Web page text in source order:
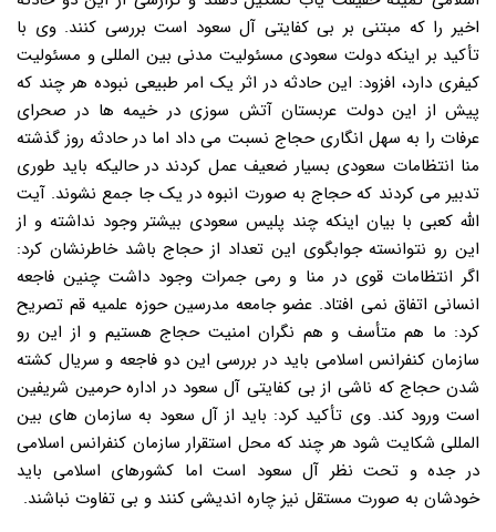
اخیر را که مبتنی بر بی کفایتی آل سعود است بررسی کنند. وی با
تأکید بر اینکه دولت سعودی مسئولیت مدنی بین المللی و مسئولیت
کیفری دارد، افزود: این حادثه در اثر یک امر طبیعی نبوده هر چند که
پیش از این دولت عربستان آتش سوزی در خیمه ها در صحرای
عرفات را به سهل انگاری حجاج نسبت می داد اما در حادثه روز گذشته
منا انتظامات سعودی بسیار ضعیف عمل کردند در حالیکه باید طوری
تدبیر می کردند که حجاج به صورت انبوه در یک جا جمع نشوند. آیت
الله کعبی با بیان اینکه چند پلیس سعودی بیشتر وجود نداشته و از
این رو نتوانسته جوابگوی این تعداد از حجاج باشد خاطرنشان کرد:
اگر انتظامات قوی در منا و رمی جمرات وجود داشت چنین فاجعه
انسانی اتفاق نمی افتاد. عضو جامعه مدرسین حوزه علمیه قم تصریح
کرد: ما هم متأسف و هم نگران امنیت حجاج هستیم و از این رو
سازمان کنفرانس اسلامی باید در بررسی این دو فاجعه و سریال کشته
شدن حجاج که ناشی از بی کفایتی آل سعود در اداره حرمین شریفین
است ورود کند. وی تأکید کرد: باید از آل سعود به سازمان های بین
المللی شکایت شود هر چند که محل استقرار سازمان کنفرانس اسلامی
در جده و تحت نظر آل سعود است اما کشورهای اسلامی باید
خودشان به صورت مستقل نیز چاره اندیشی کنند و بی تفاوت نباشند.